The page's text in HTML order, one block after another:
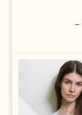
–